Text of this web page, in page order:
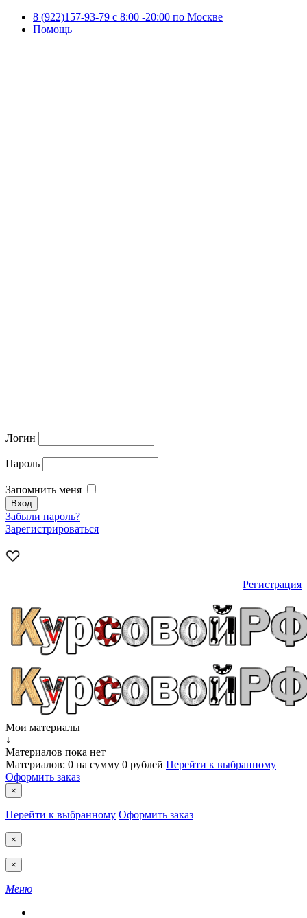
8 (922)157-93-79 c 8:00 -20:00 по Москве
Помощь
Логин
Пароль
Запомнить меня
Забыли пароль?
Зарегистрироваться
Регистрация
Мои материалы
↓
Материалов пока нет
Материалов: 0 на сумму 0 рублей Перейти к выбранному
Оформить заказ
×
Перейти к выбранному Оформить заказ
×
×
Меню